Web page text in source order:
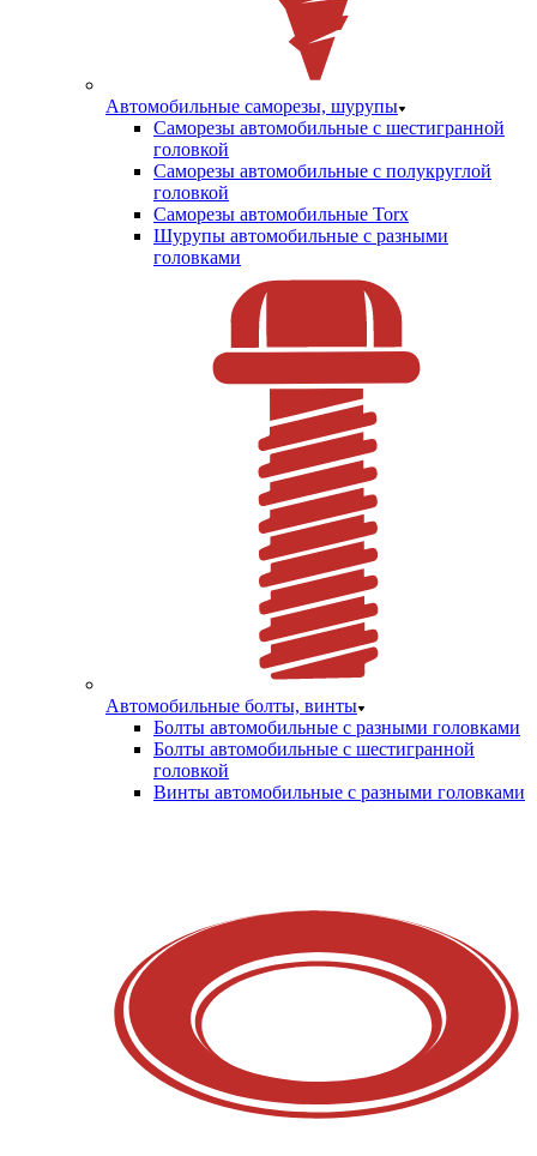
Автомобильные саморезы, шурупы
Саморезы автомобильные с шестигранной
головкой
Саморезы автомобильные с полукруглой
головкой
Саморезы автомобильные Torx
Шурупы автомобильные с разными
головками
Автомобильные болты, винты
Болты автомобильные с разными головками
Болты автомобильные с шестигранной
головкой
Винты автомобильные с разными головками